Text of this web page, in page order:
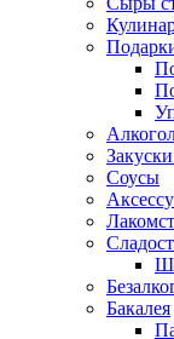
Соусы
Бакалея